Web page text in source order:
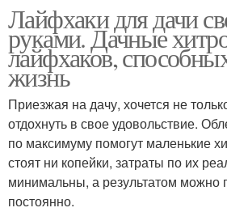
Лайфхаки для дачи
руками. Дачные
лайфхаков,
жизнь
Приезжая на дачу, хочется не
отдохнуть в свое удовольствие.
по максимуму помогут маленькие
стоят ни копейки, затраты по их
минимальны, а результатом можно
постоянно.